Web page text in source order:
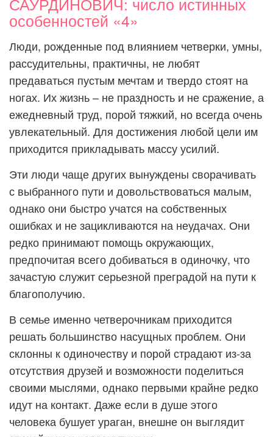
особенностей «4»
Люди, рожденные под влиянием четверки, умны,
рассудительны, практичны, не любят
предаваться пустым мечтам и твердо стоят на
ногах. Их жизнь – не праздность и не сражение, а
ежедневный труд, порой тяжкий, но всегда очень
увлекательный. Для достижения любой цели им
приходится прикладывать массу усилий.
Эти люди чаще других вынуждены сворачивать
с выбранного пути и довольствоваться малым,
однако они быстро учатся на собственных
ошибках и не зацикливаются на неудачах. Они
редко принимают помощь окружающих,
предпочитая всего добиваться в одиночку, что
зачастую служит серьезной преградой на пути к
благополучию.
В семье именно четверочникам приходится
решать большинство насущных проблем. Они
склонны к одиночеству и порой страдают из-за
отсутствия друзей и возможности поделиться
своими мыслями, однако первыми крайне редко
идут на контакт. Даже если в душе этого
человека бушует ураган, внешне он выглядит